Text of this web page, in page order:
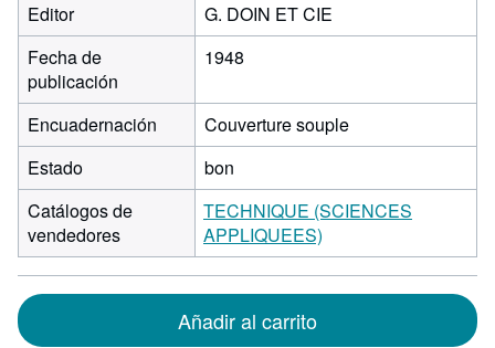
Editor
G. DOIN ET CIE
Fecha de
publicación
1948
Encuadernación
Couverture souple
Estado
bon
Catálogos de
vendedores
TECHNIQUE (SCIENCES
APPLIQUEES)
Añadir al carrito